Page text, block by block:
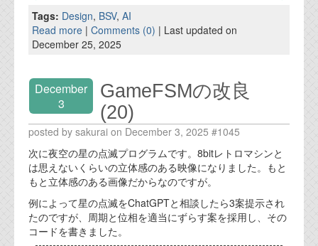
Tags: Design, BSV, AI
Read more | Comments (0) | Last updated on
December 25, 2025
December
3
GameFSMの改良
(20)
posted by sakurai on December 3, 2025 #1045
次に夜空の星の点滅プログラムです。8bitレトロマシンと
は思えないくらいの立体感のある映像になりました。もと
もと立体感のある画像だからなのですが。
例によって星の点滅をChatGPTと相談したら3案提示され
たのですが、周期と位相を適当にずらす案を採用し、その
コードを書きました。